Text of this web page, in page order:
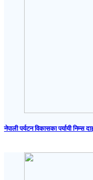
नेपाली पर्यटन विकासका पर्यायी निम्स